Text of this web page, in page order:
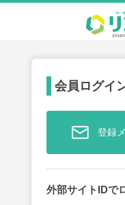
会員ログイ
登録
外部サイトIDで